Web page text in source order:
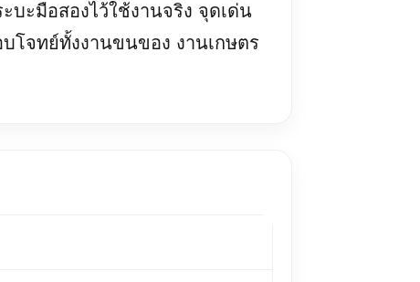
บะมือสองไว้ใช้งานจริง จุดเด่น
โจทย์ทั้งงานขนของ งานเกษตร